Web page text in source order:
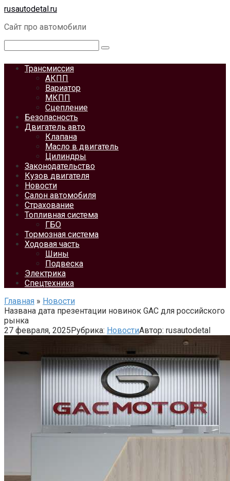
Перейти
контенту
rusautodetal.ru
Сайт про автомобили
Трансмиссия
АКПП
Вариатор
МКПП
Сцепление
Безопасность
Двигатель авто
Клапана
Масло в двигатель
Цилиндры
Законодательство
Кузов двигателя
Новости
Салон автомобиля
Страхование
Топливная система
ГБО
Тормозная система
Ходовая часть
Шины
Подвеска
Электрика
Спецтехника
Главная » Новости
Названа дата презентации новинок GAC для российского
рынка
27 февраля, 2025Рубрика: НовостиАвтор: rusautodetal